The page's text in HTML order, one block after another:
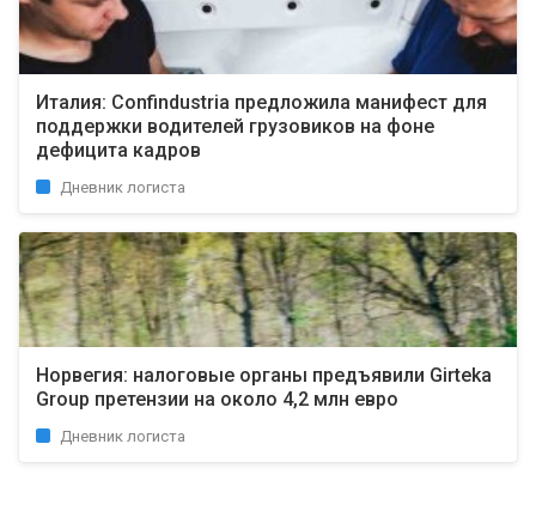
Италия: Confindustria предложила манифест для
поддержки водителей грузовиков на фоне
дефицита кадров
Дневник логиста
Норвегия: налоговые органы предъявили Girteka
Group претензии на около 4,2 млн евро
Дневник логиста